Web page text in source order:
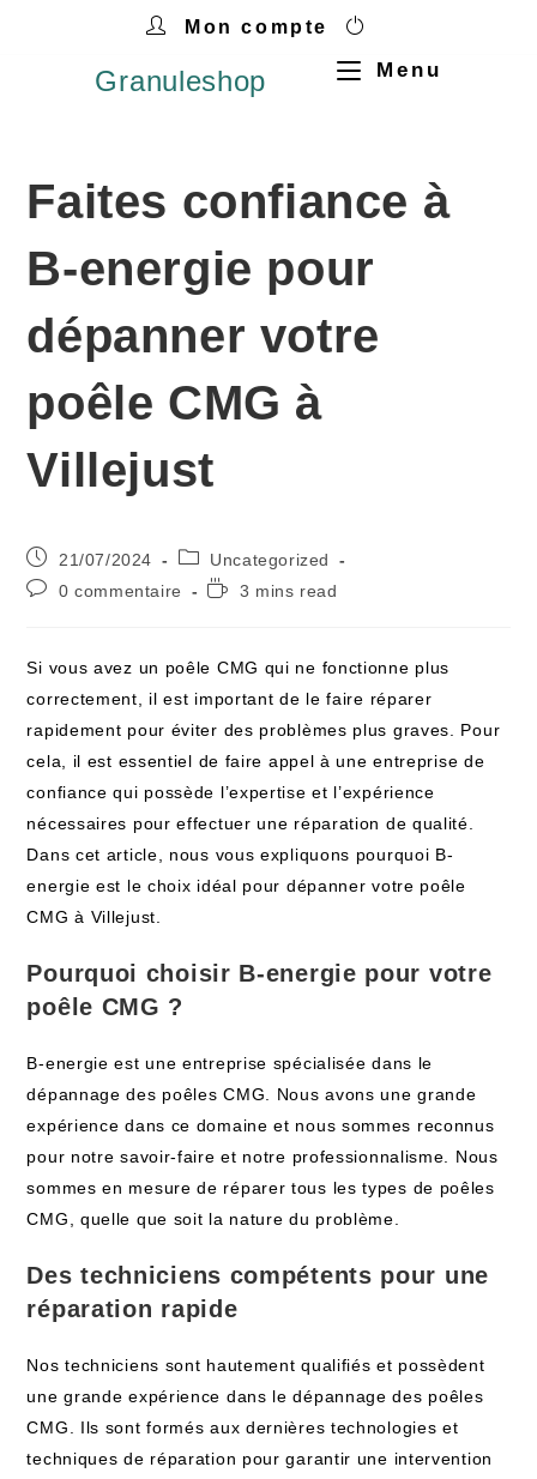
Mon compte
Granuleshop Menu
Faites confiance à
B-energie pour
dépanner votre
poêle CMG à
Villejust
21/07/2024
Uncategorized
0 commentaire
3 mins read
Si vous avez un poêle CMG qui ne fonctionne plus
correctement, il est important de le faire réparer
rapidement pour éviter des problèmes plus graves. Pour
cela, il est essentiel de faire appel à une entreprise de
confiance qui possède l’expertise et l’expérience
nécessaires pour effectuer une réparation de qualité.
Dans cet article, nous vous expliquons pourquoi B-
energie est le choix idéal pour dépanner votre poêle
CMG à Villejust.
Pourquoi choisir B-energie pour votre
poêle CMG ?
B-energie est une entreprise spécialisée dans le
dépannage des poêles CMG. Nous avons une grande
expérience dans ce domaine et nous sommes reconnus
pour notre savoir-faire et notre professionnalisme. Nous
sommes en mesure de réparer tous les types de poêles
CMG, quelle que soit la nature du problème.
Des techniciens compétents pour une
réparation rapide
Nos techniciens sont hautement qualifiés et possèdent
une grande expérience dans le dépannage des poêles
CMG. Ils sont formés aux dernières technologies et
techniques de réparation pour garantir une intervention